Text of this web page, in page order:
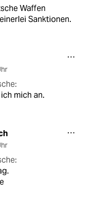
Waffen
Sanktionen.
mich an.